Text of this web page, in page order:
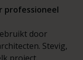
professioneel
door
Stevig,